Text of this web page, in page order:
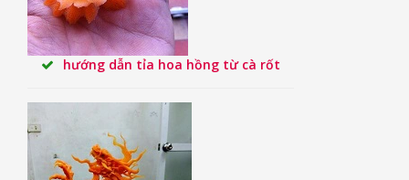
hướng dẫn tỉa hoa hồng từ cà rốt